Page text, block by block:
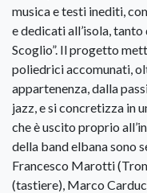
musica e testi inediti,
e dedicati all’isola,
Scoglio”. Il progetto
poliedrici accomunati,
appartenenza, dalla
jazz, e si concretizza in
che è uscito proprio
della band elbana sono
Francesco Marotti
(tastiere), Marco